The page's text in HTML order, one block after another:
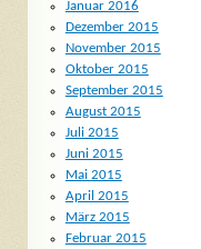
Januar 2016
Dezember 2015
November 2015
Oktober 2015
September 2015
August 2015
Juli 2015
Juni 2015
Mai 2015
April 2015
März 2015
Februar 2015